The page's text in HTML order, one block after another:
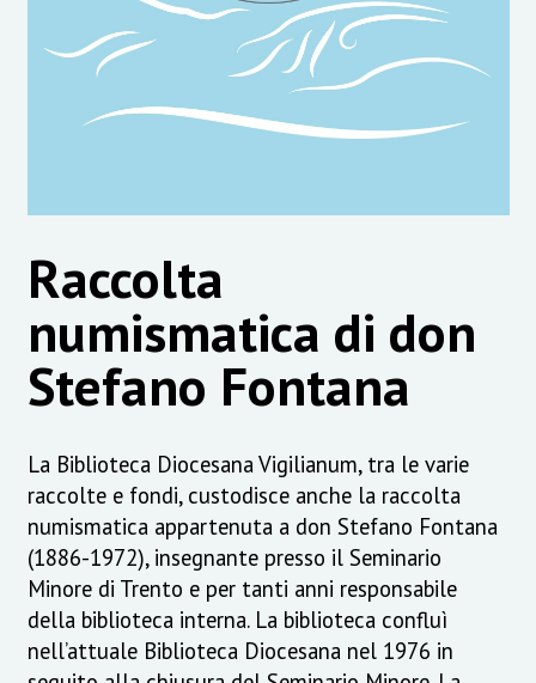
Raccolta
numismatica di don
Stefano Fontana
La Biblioteca Diocesana Vigilianum, tra le varie
raccolte e fondi, custodisce anche la raccolta
numismatica appartenuta a don Stefano Fontana
(1886-1972), insegnante presso il Seminario
Minore di Trento e per tanti anni responsabile
della biblioteca interna. La biblioteca confluì
nell’attuale Biblioteca Diocesana nel 1976 in